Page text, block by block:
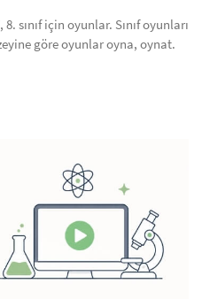
sınıf için oyunlar. Sınıf oyunları
göre oyunlar oyna, oynat.